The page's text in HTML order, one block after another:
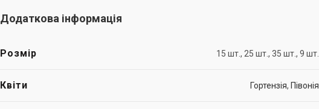
Додаткова інформація
Розмір 15 шт., 25 шт., 35 шт., 9 шт.
Квіти Гортензія, Півонія